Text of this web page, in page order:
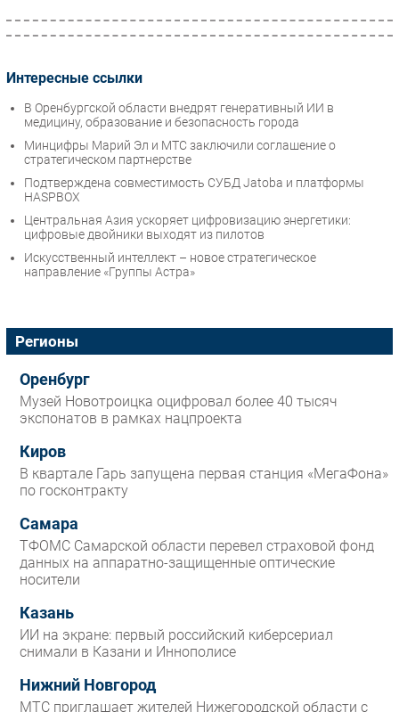
Интересные ссылки
В Оренбургской области внедрят генеративный ИИ в
медицину, образование и безопасность города
Минцифры Марий Эл и МТС заключили соглашение о
стратегическом партнерстве
Подтверждена совместимость СУБД Jatoba и платформы
HASPBOX
Центральная Азия ускоряет цифровизацию энергетики:
цифровые двойники выходят из пилотов
Искусственный интеллект – новое стратегическое
направление «Группы Астра»
Регионы
Оренбург
Музей Новотроицка оцифровал более 40 тысяч
экспонатов в рамках нацпроекта
Киров
В квартале Гарь запущена первая станция «МегаФона»
по госконтракту
Самара
ТФОМС Самарской области перевел страховой фонд
данных на аппаратно-защищенные оптические
носители
Казань
ИИ на экране: первый российский киберсериал
снимали в Казани и Иннополисе
Нижний Новгород
МТС приглашает жителей Нижегородской области с